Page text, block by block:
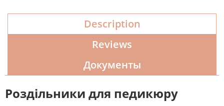
Description
Reviews
Документы
Роздільники для педикюру